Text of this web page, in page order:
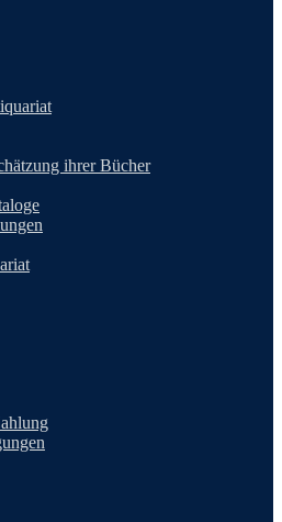
ihrer Bücher